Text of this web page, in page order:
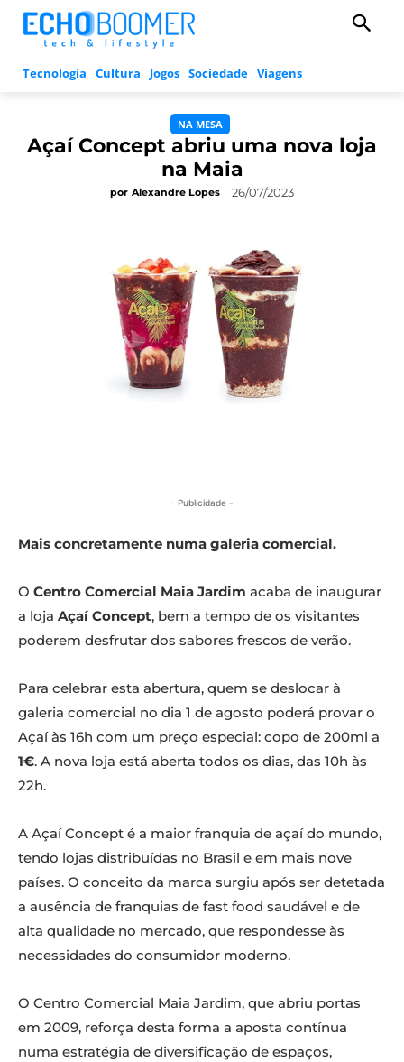
Tecnologia Cultura Jogos Sociedade Viagens
NA MESA
Açaí Concept abriu uma nova loja
na Maia
por Alexandre Lopes 26/07/2023
- Publicidade -
Mais concretamente numa galeria comercial.
O Centro Comercial Maia Jardim acaba de inaugurar
a loja Açaí Concept, bem a tempo de os visitantes
poderem desfrutar dos sabores frescos de verão.
Para celebrar esta abertura, quem se deslocar à
galeria comercial no dia 1 de agosto poderá provar o
Açaí às 16h com um preço especial: copo de 200ml a
1€. A nova loja está aberta todos os dias, das 10h às
22h.
A Açaí Concept é a maior franquia de açaí do mundo,
tendo lojas distribuídas no Brasil e em mais nove
países. O conceito da marca surgiu após ser detetada
a ausência de franquias de fast food saudável e de
alta qualidade no mercado, que respondesse às
necessidades do consumidor moderno.
O Centro Comercial Maia Jardim, que abriu portas
em 2009, reforça desta forma a aposta contínua
numa estratégia de diversificação de espaços,